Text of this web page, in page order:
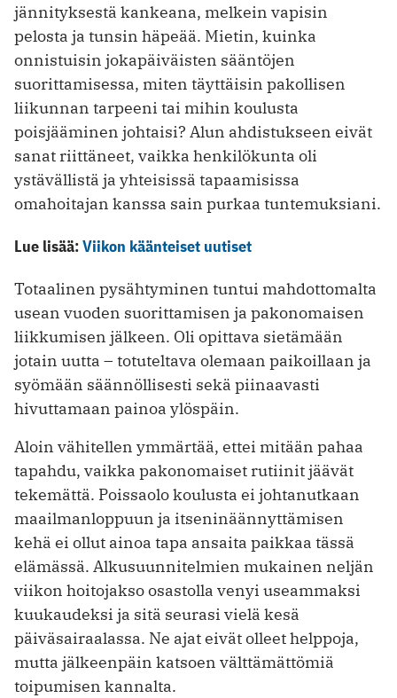
jännityksestä kankeana, melkein vapisin
pelosta ja tunsin häpeää. Mietin, kuinka
onnistuisin jokapäiväisten sääntöjen
suorittamisessa, miten täyttäisin pakollisen
liikunnan tarpeeni tai mihin koulusta
poisjääminen johtaisi? Alun ahdistukseen eivät
sanat riittäneet, vaikka henkilökunta oli
ystävällistä ja yhteisissä tapaamisissa
omahoitajan kanssa sain purkaa tuntemuksiani.
Lue lisää:Viikon käänteiset uutiset
Totaalinen pysähtyminen tuntui mahdottomalta
usean vuoden suorittamisen ja pakonomaisen
liikkumisen jälkeen. Oli opittava sietämään
jotain uutta – totuteltava olemaan paikoillaan ja
syömään säännöllisesti sekä piinaavasti
hivuttamaan painoa ylöspäin.
Aloin vähitellen ymmärtää, ettei mitään pahaa
tapahdu, vaikka pakonomaiset rutiinit jäävät
tekemättä. Poissaolo koulusta ei johtanutkaan
maailmanloppuun ja itseninäännyttämisen
kehä ei ollut ainoa tapa ansaita paikkaa tässä
elämässä. Alkusuunnitelmien mukainen neljän
viikon hoitojakso osastolla venyi useammaksi
kuukaudeksi ja sitä seurasi vielä kesä
päiväsairaalassa. Ne ajat eivät olleet helppoja,
mutta jälkeenpäin katsoen välttämättömiä
toipumisen kannalta.